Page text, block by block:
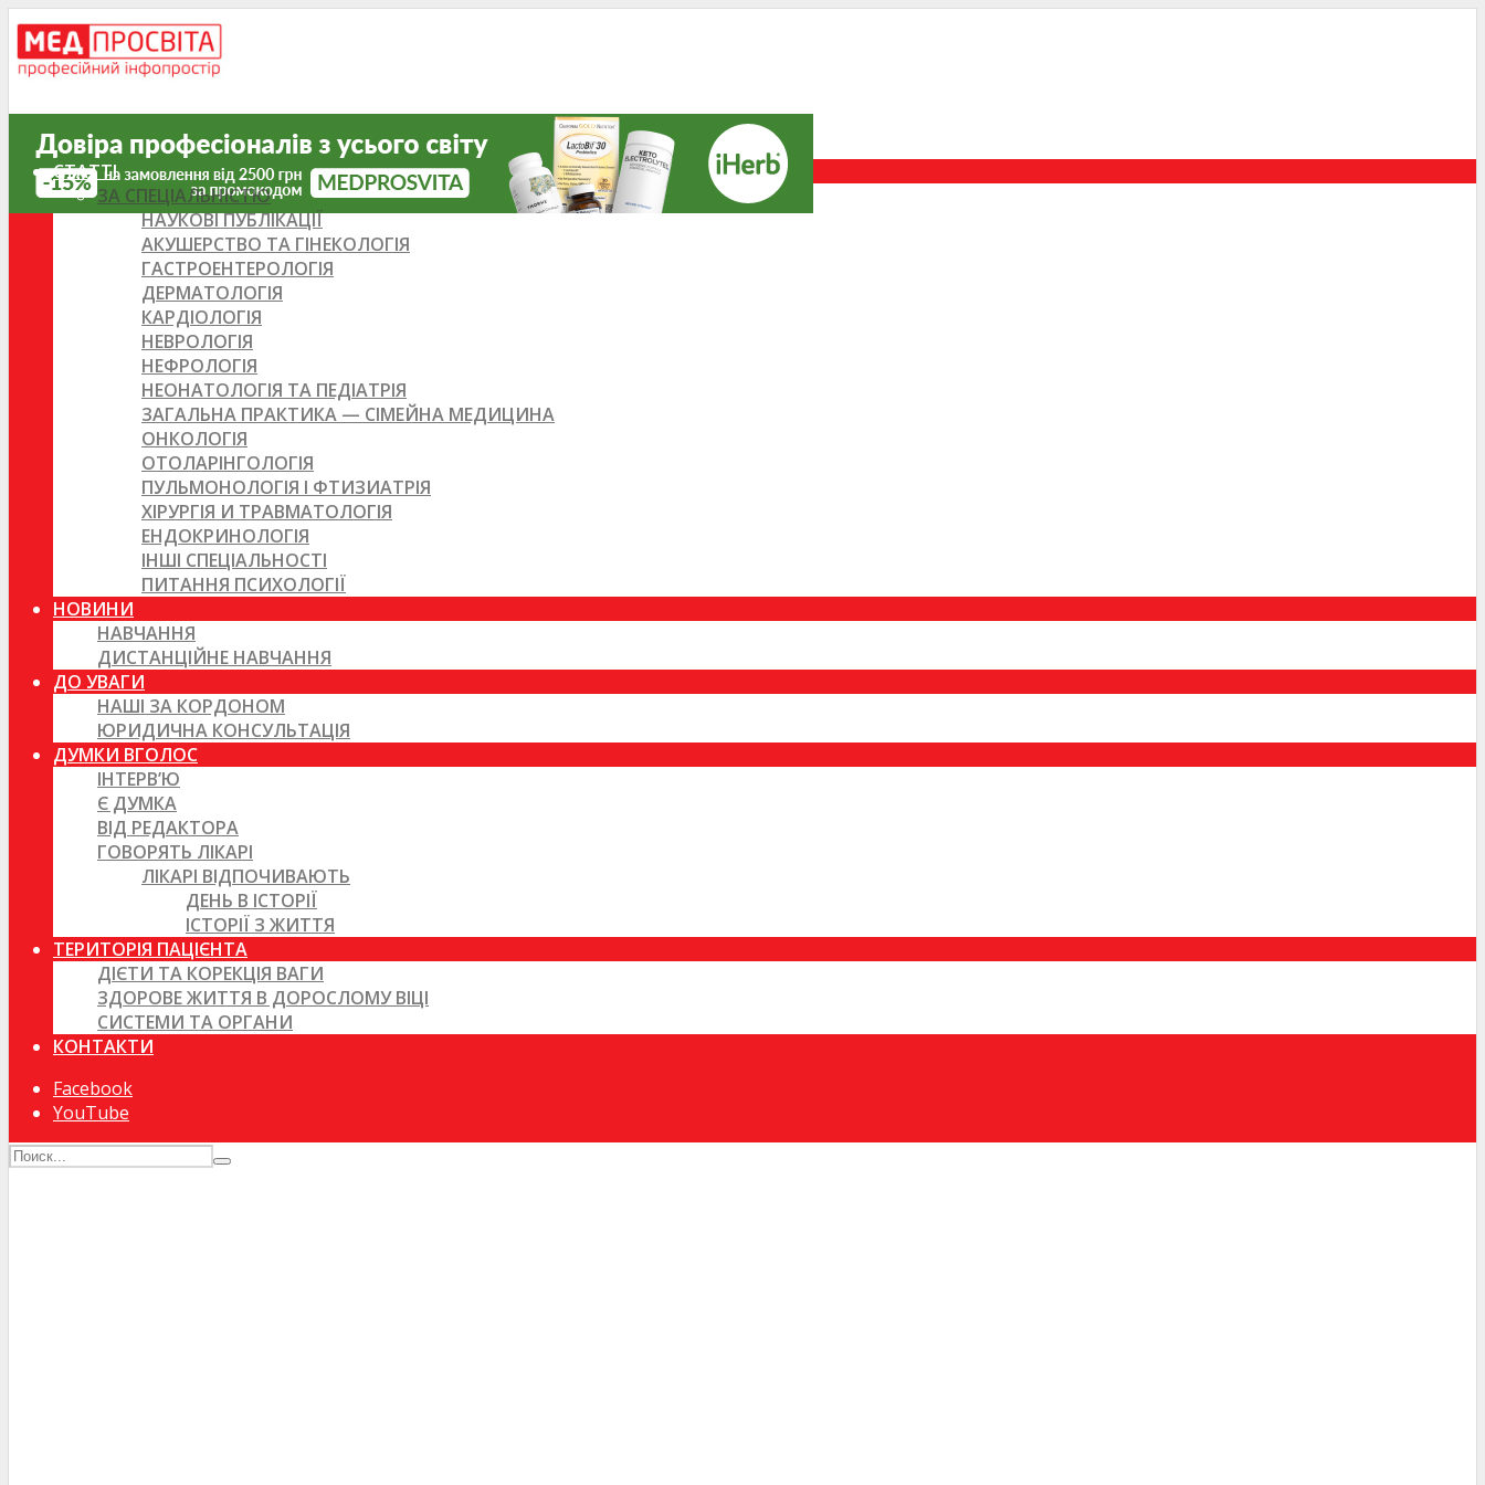
СТАТТІ
ЗА СПЕЦІАЛЬНІСТЮ
НАУКОВІ ПУБЛІКАЦІЇ
АКУШЕРСТВО ТА ГІНЕКОЛОГІЯ
ГАСТРОЕНТЕРОЛОГІЯ
ДЕРМАТОЛОГІЯ
КАРДІОЛОГІЯ
НЕВРОЛОГІЯ
НЕФРОЛОГІЯ
НЕОНАТОЛОГІЯ ТА ПЕДІАТРІЯ
ЗАГАЛЬНА ПРАКТИКА — СІМЕЙНА МЕДИЦИНА
ОНКОЛОГІЯ
ОТОЛАРІНГОЛОГІЯ
ПУЛЬМОНОЛОГІЯ І ФТИЗИАТРІЯ
ХІРУРГІЯ И ТРАВМАТОЛОГІЯ
ЕНДОКРИНОЛОГІЯ
ІНШІ СПЕЦІАЛЬНОСТІ
ПИТАННЯ ПСИХОЛОГІЇ
НОВИНИ
НАВЧАННЯ
ДИСТАНЦІЙНЕ НАВЧАННЯ
ДО УВАГИ
НАШІ ЗА КОРДОНОМ
ЮРИДИЧНА КОНСУЛЬТАЦІЯ
ДУМКИ ВГОЛОС
ІНТЕРВ’Ю
Є ДУМКА
ВІД РЕДАКТОРА
ГОВОРЯТЬ ЛІКАРІ
ЛІКАРІ ВІДПОЧИВАЮТЬ
ДЕНЬ В ІСТОРІЇ
ІСТОРІЇ З ЖИТТЯ
ТЕРИТОРІЯ ПАЦІЄНТА
ДІЄТИ ТА КОРЕКЦІЯ ВАГИ
ЗДОРОВЕ ЖИТТЯ В ДОРОСЛОМУ ВІЦІ
СИСТЕМИ ТА ОРГАНИ
КОНТАКТИ
Facebook
YouTube